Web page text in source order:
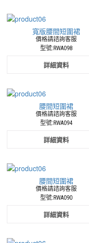
寬版腰間短圍裙
價格請諮詢客服
型號:RWA098
詳細資料
腰間短圍裙
價格請諮詢客服
型號:RWA094
詳細資料
腰間短圍裙
價格請諮詢客服
型號:RWA090
詳細資料